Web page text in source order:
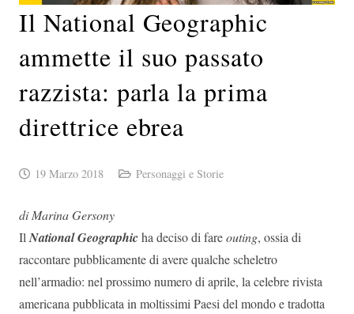
Il National Geographic
ammette il suo passato
razzista: parla la prima
direttrice ebrea
19 Marzo 2018 Personaggi e Storie
di Marina Gersony
Il National Geographicha deciso di fareouting, ossia di
raccontare pubblicamente di avere qualche scheletro
nell’armadio: nel prossimo numero di aprile, la celebre rivista
americana pubblicata in moltissimi Paesi del mondo e tradotta